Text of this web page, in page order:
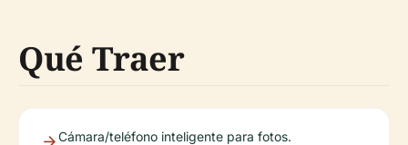
Qué Traer
Cámara/teléfono inteligente para fotos.